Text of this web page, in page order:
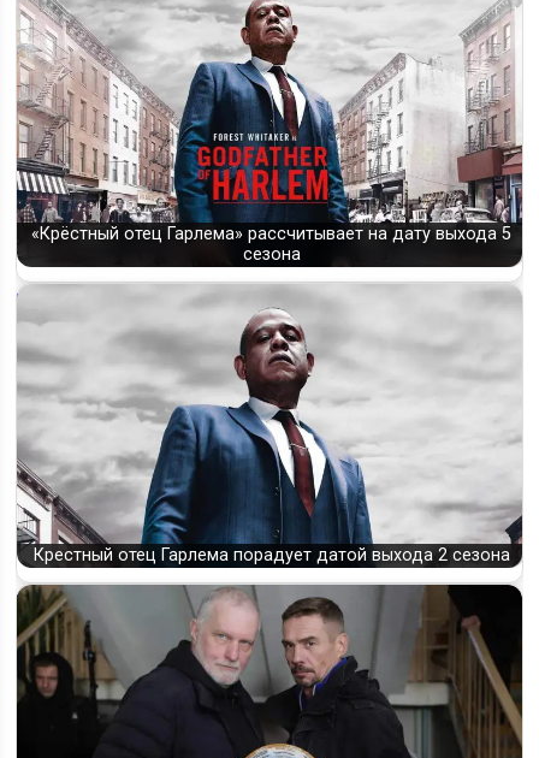
«Крёстный отец Гарлема» рассчитывает на дату выхода 5
сезона
Крестный отец Гарлема порадует датой выхода 2 сезона